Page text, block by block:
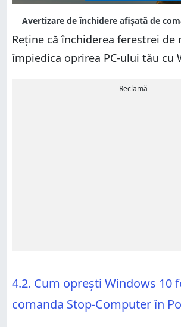
Reține că închiderea ferestrei de
împiedica oprirea PC-ului tău cu
Reclamă
4.2. Cum oprești Windows 10
comanda Stop-Computer în